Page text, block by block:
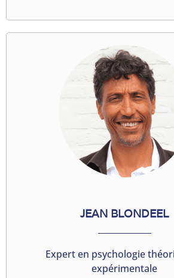
JEAN BLONDEEL
Expert en psychologie
expérimentale